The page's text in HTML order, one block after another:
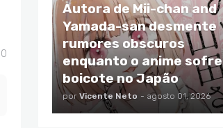
0
Autora de Mii-chan and
Yamada-san desmente
rumores obscuros
enquanto o anime sofre
boicote no Japão
por Vicente Neto - agosto 01, 2026